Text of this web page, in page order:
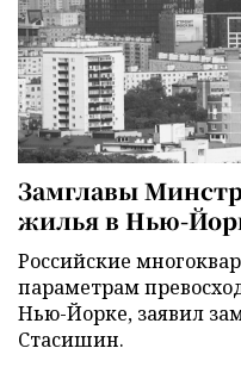
Замглавы
жилья в Нью-
Российские
параметрам
Нью-Йорке, заявил
Стасишин.